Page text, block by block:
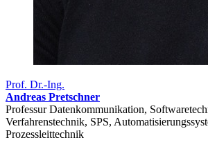
Prof. Dr.-Ing.
Andreas Pretschner
Professur Datenkommunikation,
Verfahrenstechnik, SPS,
Prozessleittechnik